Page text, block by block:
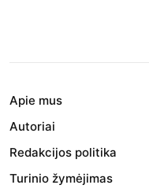
Apie mus
Autoriai
Redakcijos politika
Turinio žymėjimas